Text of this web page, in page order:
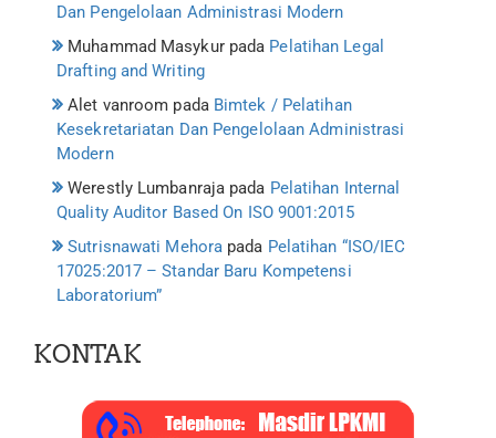
Dan Pengelolaan Administrasi Modern
Muhammad Masykurpada Pelatihan Legal
Drafting and Writing
Alet vanroom pada Bimtek / Pelatihan
Kesekretariatan Dan Pengelolaan Administrasi
Modern
Werestly Lumbanraja pada Pelatihan Internal
Quality Auditor Based On ISO 9001:2015
Sutrisnawati Mehora pada Pelatihan “ISO/IEC
17025:2017 – Standar Baru Kompetensi
Laboratorium”
KONTAK